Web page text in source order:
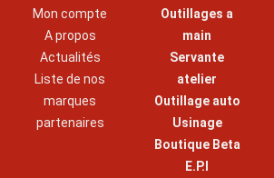
Mon compte
A propos
Actualités
Liste de nos
marques
partenaires
Outillages a
main
Servante
atelier
Outillage auto
Usinage
Boutique Beta
E.P.I